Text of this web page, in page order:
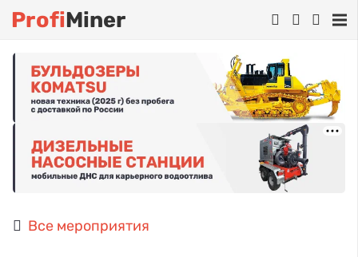
ProfiMiner
Все мероприятия